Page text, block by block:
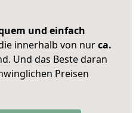
und einfach
innerhalb von nurca.
Und das Beste daran
Preisen